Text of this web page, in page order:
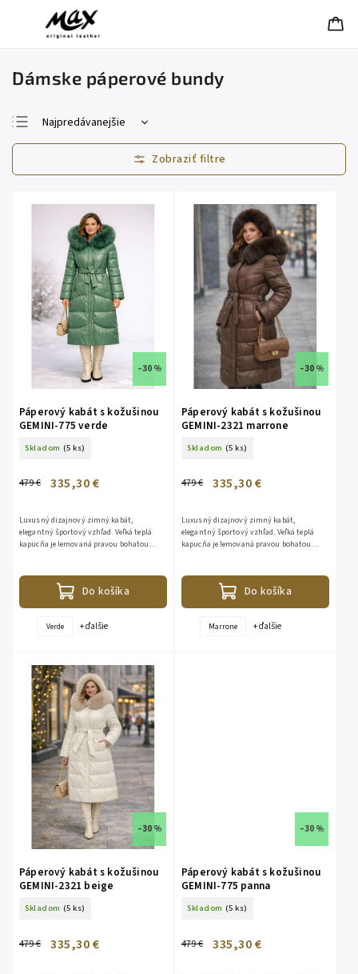
Dámske páperové bundy
Najpredávanejšie
Najlacnejšie
Najdrahšie
–30 %
Páperový kabát s kožušinou
GEMINI-775 verde
Skladom (5 ks)
479 € 335,30 €
Do košíka
Luxusný dizajnový zimný kabát,
elegantný športový vzhľad. Veľká teplá
kapucňa je lemovaná pravou bohatou
Verde + ďalšie
–30 %
Páperový kabát s kožušinou
GEMINI-2321 marrone
Skladom (5 ks)
479 € 335,30 €
Do košíka
Luxusný dizajnový zimný kabát,
elegantný športový vzhľad. Veľká teplá
kapucňa je lemovaná pravou bohatou
Marrone + ďalšie
–30 %
Páperový kabát s kožušinou
GEMINI-2321 beige
Skladom (5 ks)
479 € 335,30 €
–30 %
Páperový kabát s kožušinou
GEMINI-775 panna
Skladom (5 ks)
479 € 335,30 €